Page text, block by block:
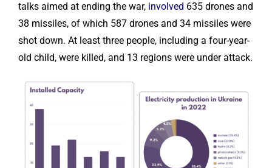
talks aimed at ending the war, involved 635 drones and
38 missiles, of which 587 drones and 34 missiles were
shot down. At least three people, including a four-year-
old child, were killed, and 13 regions were under attack.